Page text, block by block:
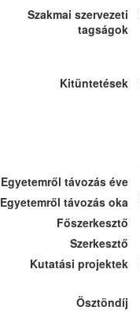
Szakmai szervezeti
tagságok
Kitüntetések
Egyetemről távozás éve
Egyetemről távozás oka
Főszerkesztő
Szerkesztő
Kutatási projektek
Ösztöndíj